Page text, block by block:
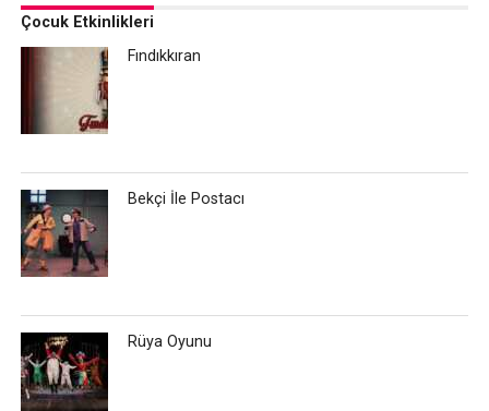
Çocuk Etkinlikleri
Fındıkkıran
Bekçi İle Postacı
Rüya Oyunu